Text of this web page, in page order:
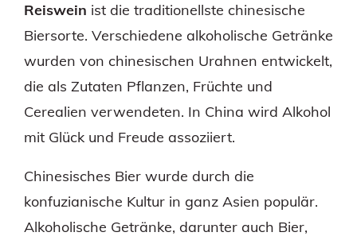
Reiswein ist die traditionellste chinesische
Biersorte. Verschiedene alkoholische Getränke
wurden von chinesischen Urahnen entwickelt,
die als Zutaten Pflanzen, Früchte und
Cerealien verwendeten. In China wird Alkohol
mit Glück und Freude assoziiert.
Chinesisches Bier wurde durch die
konfuzianische Kultur in ganz Asien populär.
Alkoholische Getränke, darunter auch Bier,